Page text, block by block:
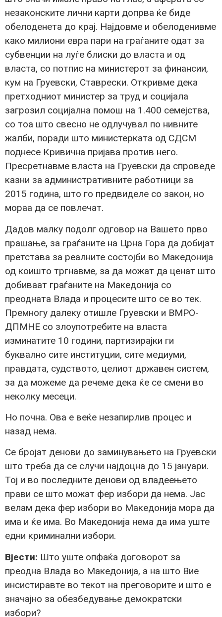
незаконските лични карти допрва ќе биде
обелоденета до крај. Најдовме и обелоденивме
како милиони евра пари на граѓаните одат за
субвенции на луѓе блиски до власта и од
власта, со потпис на министерот за финансии,
кум на Груевски, Ставрески. Откривме дека
претходниот министер за труд и социјала
загрозил социјална помош на 1.400 семејства,
со тоа што свесно не одлучувал по нивните
жалби, поради што министерката од СДСМ
поднесе Кривична пријава против него.
Пресретнавме власта на Груевски да спроведе
казни за административните работници за
2015 година, што го предвиделе со закон, но
мораа да се повлечат.
Дадов малку подолг одговор на Вашето прво
прашање, за граѓаните на Црна Гора да добијат
претстава за реалните состојби во Македонија
од коишто тргнавме, за да можат да ценат што
добиваат граѓаните на Македонија со
преодната Влада и процесите што се во тек.
Премногу далеку отишле Груевски и ВМРО-
ДПМНЕ со злоупотребите на власта
изминатите 10 години, партизирајки ги
буквално сите институции, сите медиуми,
правдата, судството, целиот државен систем,
за да можеме да речеме дека ќе се смени во
неколку месеци.
Но почна. Ова е веќе незапирлив процес и
назад нема.
Се бројат денови до заминувањето на Груевски
што треба да се случи најдоцна до 15 јануари.
Тој и во последните денови од владеењето
прави се што можат фер избори да нема. Јас
велам дека фер избори во Македонија мора да
има и ќе има. Во Македонија нема да има уште
едни криминални избори.
Вјести: Што уште опфаќа договорот за
преодна Влада во Македонија, а на што Вие
инсистиравте во текот на преговорите и што е
значајно за обезбедување демократски
избори?